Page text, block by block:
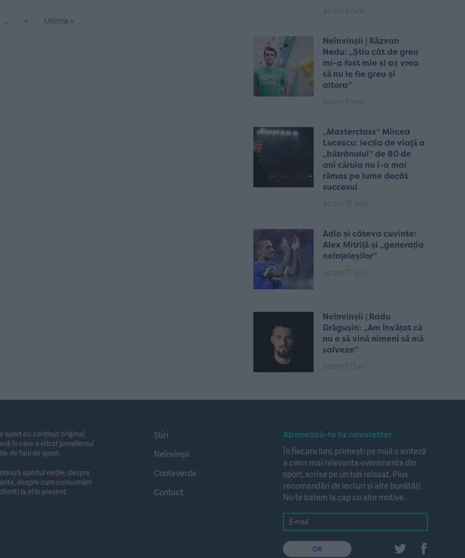
... » Ultima »
Neînvinșii | Răzvan
Nedu: „Știu cât de greu
mi-a fost mie și aș vrea
să nu le fie greu și
altora”
„Masterclass” Mircea
Lucescu: lecția de viață a
„bătrânului” de 80 de
ani căruia nu i-a mai
rămas pe lume decât
succesul
Adio și câteva cuvinte:
Alex Mitriță și „generația
neînțeleșilor”
Neînvinșii | Radu
Drăgușin: „Am învățat că
nu o să vină nimeni să mă
salveze”
sport cu conținut original,
în care a intrat jurnalismul
de fani de sport.
sportul viețile, despre
despre cum consumăm
la el în prezent.
Știri
Neînvinșii
Conteverde
Contact
Abonează-te la newsletter
În fiecare luni, primești pe mail o sinteză
a celor mai relevante evenimente din
sport, scrise pe un ton relaxat. Plus
recomandări de lecturi și alte bunătăți.
Nu te batem la cap cu alte motive.